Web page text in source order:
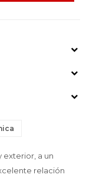
exterior, a un
relación